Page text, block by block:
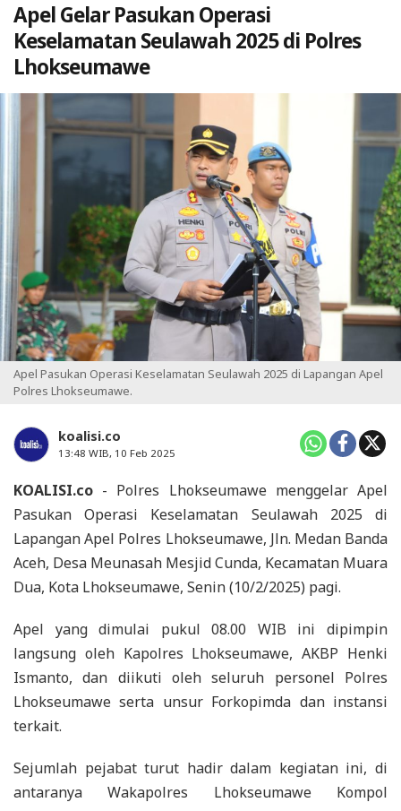
Apel Gelar Pasukan Operasi
Keselamatan Seulawah 2025 di Polres
Lhokseumawe
Apel Pasukan Operasi Keselamatan Seulawah 2025 di Lapangan Apel
Polres Lhokseumawe.
koalisi.co
13:48 WIB, 10 Feb 2025
KOALISI.co - Polres Lhokseumawe menggelar Apel
Pasukan Operasi Keselamatan Seulawah 2025 di
Lapangan Apel Polres Lhokseumawe, Jln. Medan Banda
Aceh, Desa Meunasah Mesjid Cunda, Kecamatan Muara
Dua, Kota Lhokseumawe, Senin (10/2/2025) pagi.
Apel yang dimulai pukul 08.00 WIB ini dipimpin
langsung oleh Kapolres Lhokseumawe, AKBP Henki
Ismanto, dan diikuti oleh seluruh personel Polres
Lhokseumawe serta unsur Forkopimda dan instansi
terkait.
Sejumlah pejabat turut hadir dalam kegiatan ini, di
antaranya Wakapolres Lhokseumawe Kompol